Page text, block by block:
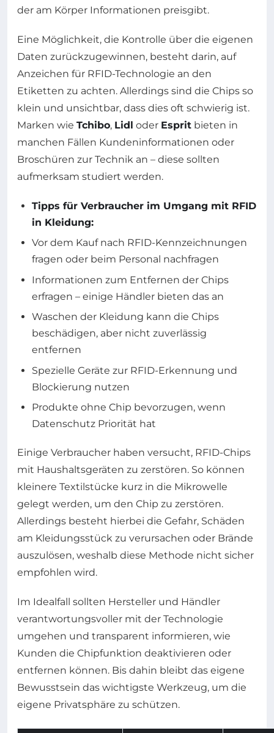
der am Körper Informationen preisgibt.
Eine Möglichkeit, die Kontrolle über die eigenen
Daten zurückzugewinnen, besteht darin, auf
Anzeichen für RFID-Technologie an den
Etiketten zu achten. Allerdings sind die Chips so
klein und unsichtbar, dass dies oft schwierig ist.
Marken wie Tchibo, Lidl oder Esprit bieten in
manchen Fällen Kundeninformationen oder
Broschüren zur Technik an – diese sollten
aufmerksam studiert werden.
Tipps für Verbraucher im Umgang mit RFID
in Kleidung:
Vor dem Kauf nach RFID-Kennzeichnungen
fragen oder beim Personal nachfragen
Informationen zum Entfernen der Chips
erfragen – einige Händler bieten das an
Waschen der Kleidung kann die Chips
beschädigen, aber nicht zuverlässig
entfernen
Spezielle Geräte zur RFID-Erkennung und
Blockierung nutzen
Produkte ohne Chip bevorzugen, wenn
Datenschutz Priorität hat
Einige Verbraucher haben versucht, RFID-Chips
mit Haushaltsgeräten zu zerstören. So können
kleinere Textilstücke kurz in die Mikrowelle
gelegt werden, um den Chip zu zerstören.
Allerdings besteht hierbei die Gefahr, Schäden
am Kleidungsstück zu verursachen oder Brände
auszulösen, weshalb diese Methode nicht sicher
empfohlen wird.
Im Idealfall sollten Hersteller und Händler
verantwortungsvoller mit der Technologie
umgehen und transparent informieren, wie
Kunden die Chipfunktion deaktivieren oder
entfernen können. Bis dahin bleibt das eigene
Bewusstsein das wichtigste Werkzeug, um die
eigene Privatsphäre zu schützen.